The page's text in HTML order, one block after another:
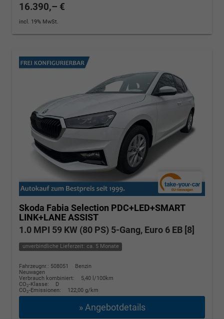
16.390,– €
incl. 19% MwSt.
Skoda Fabia Selection PDC+LED+SMART
LINK+LANE ASSIST
1.0 MPI 59 KW (80 PS) 5-Gang, Euro 6 EB [8]
unverbindliche Lieferzeit: ca. 5 Monate
Fahrzeugnr.: 508051
Benzin
Neuwagen
Verbrauch kombiniert:
5,40 l/100km
CO2-Klasse:
D
CO2-Emissionen: 122,00 g/km
» Angebotdetails